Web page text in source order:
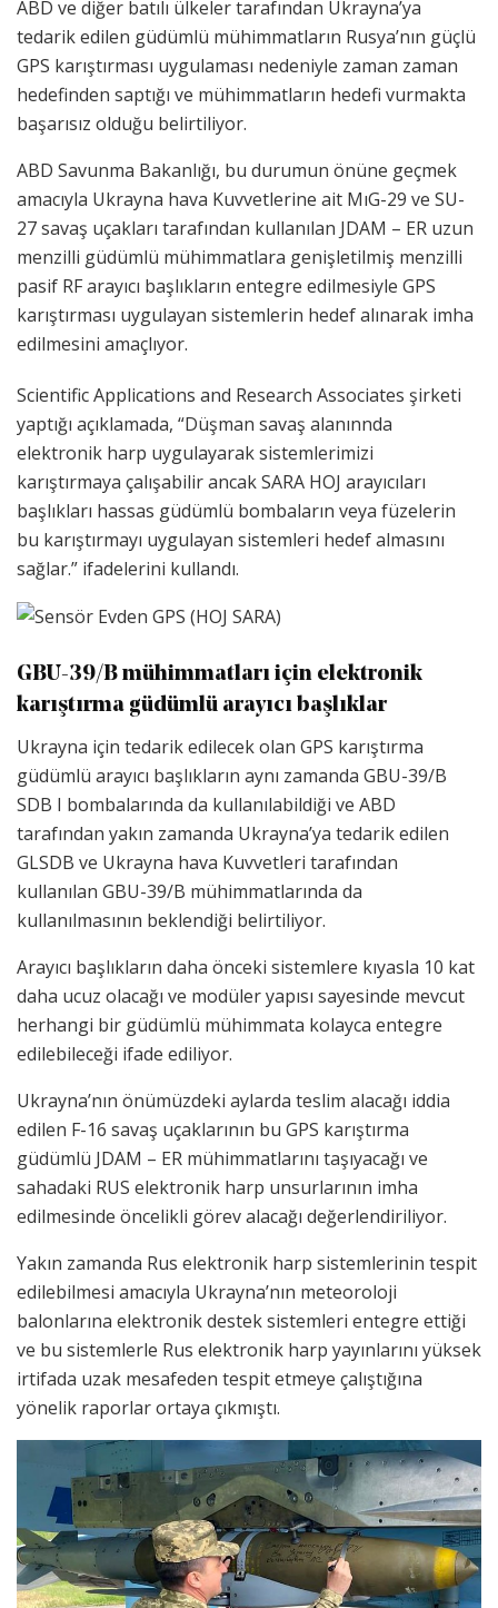
ABD ve diğer batılı ülkeler tarafından Ukrayna’ya
tedarik edilen güdümlü mühimmatların Rusya’nın güçlü
GPS karıştırması uygulaması nedeniyle zaman zaman
hedefinden saptığı ve mühimmatların hedefi vurmakta
başarısız olduğu belirtiliyor.
ABD Savunma Bakanlığı, bu durumun önüne geçmek
amacıyla Ukrayna hava Kuvvetlerine ait MıG-29 ve SU-
27 savaş uçakları tarafından kullanılan JDAM – ER uzun
menzilli güdümlü mühimmatlara genişletilmiş menzilli
pasif RF arayıcı başlıkların entegre edilmesiyle GPS
karıştırması uygulayan sistemlerin hedef alınarak imha
edilmesini amaçlıyor.
Scientific Applications and Research Associates şirketi
yaptığı açıklamada, “Düşman savaş alanınnda
elektronik harp uygulayarak sistemlerimizi
karıştırmaya çalışabilir ancak SARA HOJ arayıcıları
başlıkları hassas güdümlü bombaların veya füzelerin
bu karıştırmayı uygulayan sistemleri hedef almasını
sağlar.” ifadelerini kullandı.
GBU-39/B mühimmatları için elektronik
karıştırma güdümlü arayıcı başlıklar
Ukrayna için tedarik edilecek olan GPS karıştırma
güdümlü arayıcı başlıkların aynı zamanda GBU-39/B
SDB I bombalarında da kullanılabildiği ve ABD
tarafından yakın zamanda Ukrayna’ya tedarik edilen
GLSDB ve Ukrayna hava Kuvvetleri tarafından
kullanılan GBU-39/B mühimmatlarında da
kullanılmasının beklendiği belirtiliyor.
Arayıcı başlıkların daha önceki sistemlere kıyasla 10 kat
daha ucuz olacağı ve modüler yapısı sayesinde mevcut
herhangi bir güdümlü mühimmata kolayca entegre
edilebileceği ifade ediliyor.
Ukrayna’nın önümüzdeki aylarda teslim alacağı iddia
edilen F-16 savaş uçaklarının bu GPS karıştırma
güdümlü JDAM – ER mühimmatlarını taşıyacağı ve
sahadaki RUS elektronik harp unsurlarının imha
edilmesinde öncelikli görev alacağı değerlendiriliyor.
Yakın zamanda Rus elektronik harp sistemlerinin tespit
edilebilmesi amacıyla Ukrayna’nın meteoroloji
balonlarına elektronik destek sistemleri entegre ettiği
ve bu sistemlerle Rus elektronik harp yayınlarını yüksek
irtifada uzak mesafeden tespit etmeye çalıştığına
yönelik raporlar ortaya çıkmıştı.